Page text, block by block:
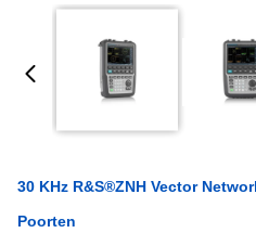
30 KHz R&S®ZNH Vector
Poorten